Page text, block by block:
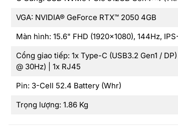
VGA: NVIDIA® GeForce RTX™ 2050 4GB
Màn hình: 15.6" FHD (1920x1080), 144Hz,
Cổng giao tiếp: 1x Type-C (USB3.2 Gen1 /
@ 30Hz) | 1x RJ45
Pin: 3-Cell 52.4 Battery (Whr)
Trọng lượng: 1.86 Kg